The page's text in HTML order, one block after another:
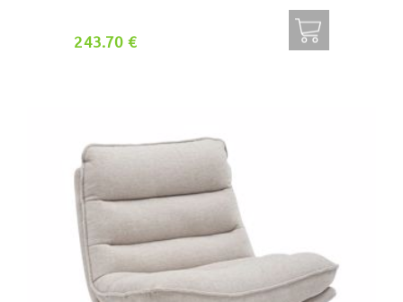
243.70 €